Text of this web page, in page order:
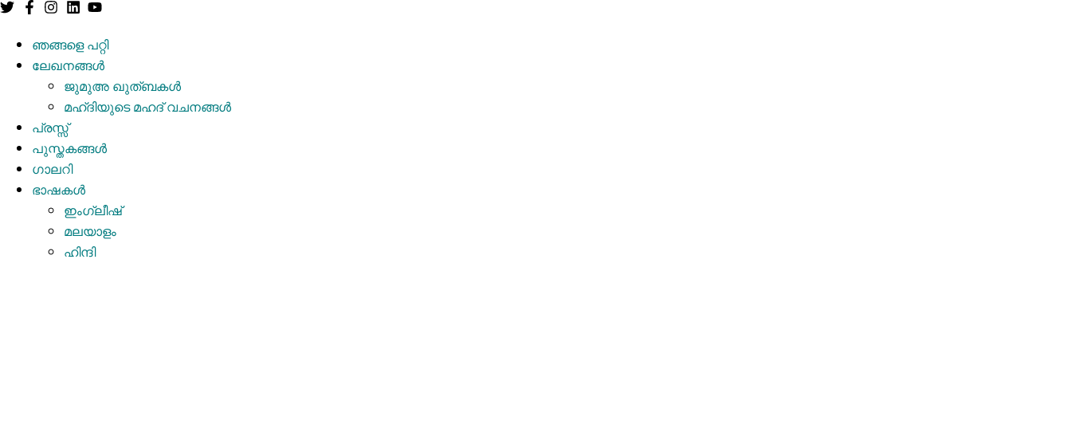
ഞങ്ങളെ പറ്റി
ലേഖനങ്ങള്‍
ജുമുഅ ഖുത്ബകള്‍
മഹ്ദിയുടെ മഹദ് വചനങ്ങള്‍
പ്രസ്സ്
പുസ്തകങ്ങള്‍
ഗാലറി
ഭാഷകൾ
ഇംഗ്ലീഷ്
മലയാളം
ഹിന്ദി